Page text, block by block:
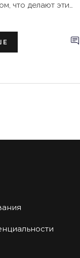
что делают эти